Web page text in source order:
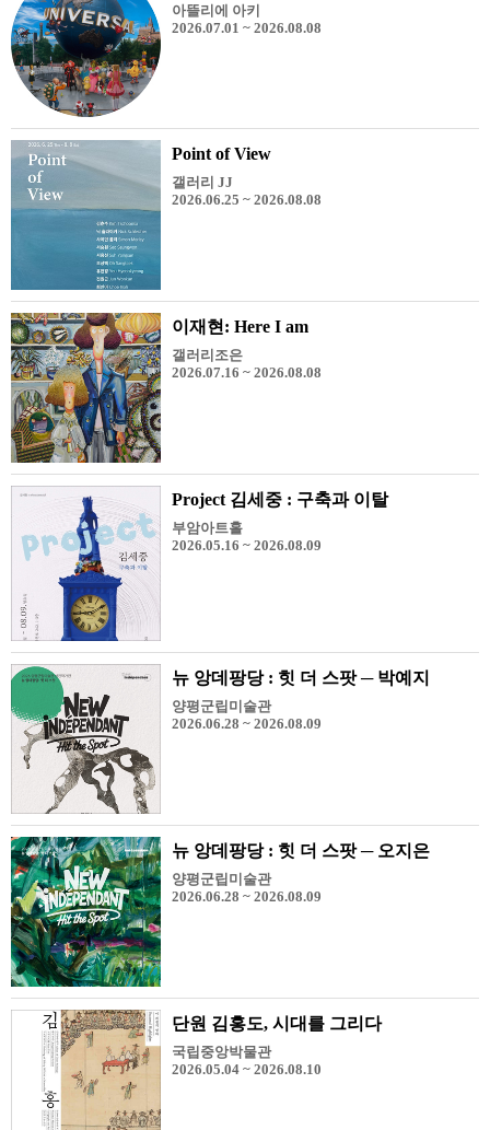
아뜰리에 아키
2026.07.01 ~ 2026.08.08
Point of View
갤러리 JJ
2026.06.25 ~ 2026.08.08
이재현: Here I am
갤러리조은
2026.07.16 ~ 2026.08.08
Project 김세중 : 구축과 이탈
부암아트홀
2026.05.16 ~ 2026.08.09
뉴 앙데팡당 : 힛 더 스팟 ─ 박예지
양평군립미술관
2026.06.28 ~ 2026.08.09
뉴 앙데팡당 : 힛 더 스팟 ─ 오지은
양평군립미술관
2026.06.28 ~ 2026.08.09
단원 김홍도, 시대를 그리다
국립중앙박물관
2026.05.04 ~ 2026.08.10